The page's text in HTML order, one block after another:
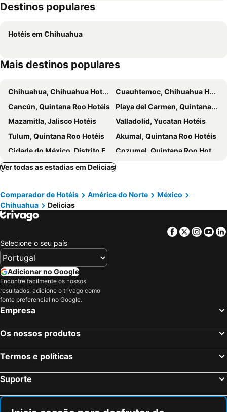
Destinos populares
Hotéis em Chihuahua
Mais destinos populares
Chihuahua, Chihuahua Hotéis
Cuauhtemoc, Chihuahua Hotéis
Cancún, Quintana Roo Hotéis
Playa del Carmen, Quintana Roo Hotéis
Mazamitla, Jalisco Hotéis
Valladolid, Yucatan Hotéis
Tulum, Quintana Roo Hotéis
Akumal, Quintana Roo Hotéis
Cidade do México, Distrito Federal Hotéis
Cozumel, Quintana Roo Hotéis
Isla Mujeres, Quintana Roo Hotéis
Ver todas as estadias em Delicias
Comparador de Hotéis América do Norte
México
Chihuahua
Delicias
Facebook
Twitter
Selecione o seu país
Adicionar no Google
Encontre facilmente os nossos
resultados: adicione o trivago como
fonte preferencial no Google.
Empresa
Os nossos produtos
Termos e políticas
Suporte